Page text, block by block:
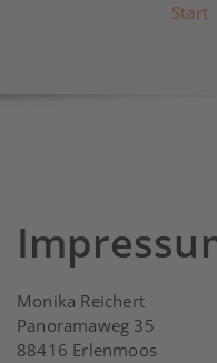
Start
Monika Reichert
Panoramaweg 35
88416 Erlenmoos